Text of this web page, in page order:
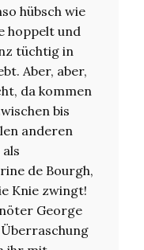
hübsch wie
hoppelt und
tüchtig in
Aber, aber,
da kommen
bis
anderen
de Bourgh,
Knie zwingt!
George